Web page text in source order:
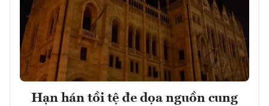
Hạn hán tồi tệ đe dọa nguồn cung